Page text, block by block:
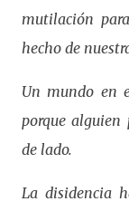
mutilación
hecho de
Un mundo en
porque
de lado.
La disidencia